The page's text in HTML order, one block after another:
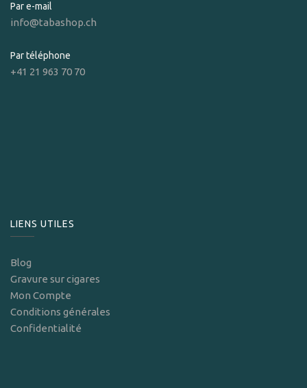
Par e-mail
info@tabashop.ch
Par téléphone
+41 21 963 70 70
LIENS UTILES
Blog
Gravure sur cigares
Mon Compte
Conditions générales
Confidentialité